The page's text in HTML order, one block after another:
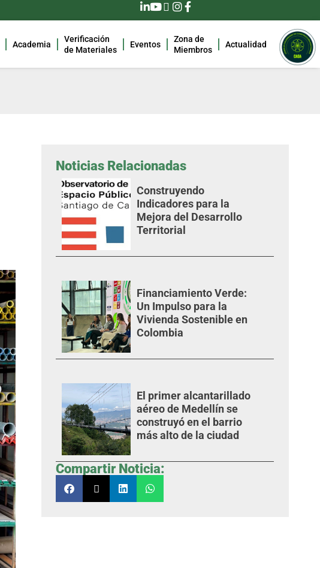
Academia
Verificación
de Materiales
Eventos
Zona de
Miembros
Actualidad
Noticias Relacionadas
Construyendo
Indicadores para la
Mejora del Desarrollo
Territorial
Financiamiento Verde:
Un Impulso para la
Vivienda Sostenible en
Colombia
El primer alcantarillado
aéreo de Medellín se
construyó en el barrio
más alto de la ciudad
Compartir Noticia: